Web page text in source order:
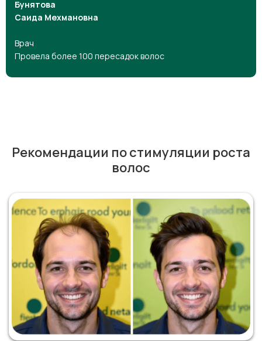
Бунятова
Саида Мехмановна
Врач
Провела более 100 пересадок волос
Рекомендации по стимуляции роста
волос